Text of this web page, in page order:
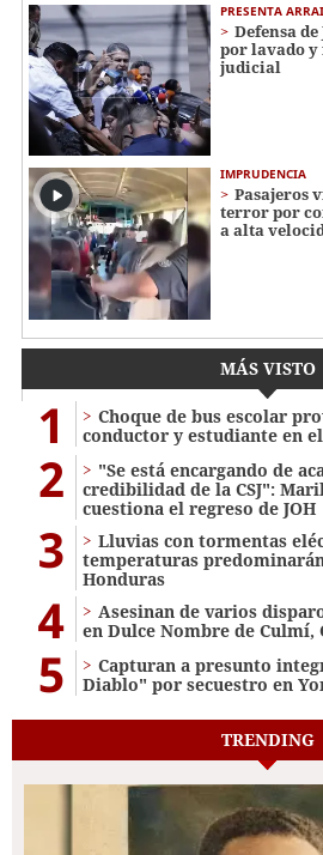
PRESENTA
Defensa
por lavado
judicial
IMPRUDENCIA
Pasajeros
terror por
a alta
MÁS VISTO
1
Choque de bus escolar
conductor y estudiante en
2
"Se está encargando de
credibilidad de la CSJ":
cuestiona el regreso de JOH
3
Lluvias con tormentas
temperaturas
Honduras
4
Asesinan de varios
en Dulce Nombre de Culmí,
5
Capturan a presunto
Diablo" por secuestro en
TRENDING